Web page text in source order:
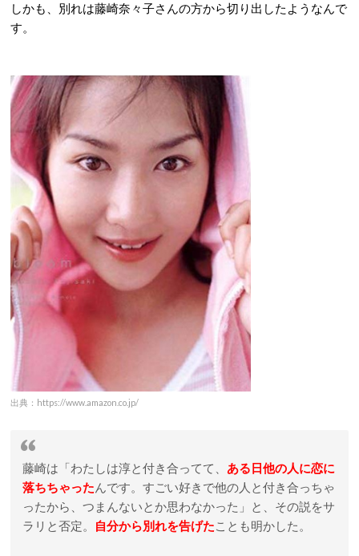
しかも、別れは藤崎奈々子さんの方から切り出したようなんで
す。
出典：https://www.amazon.co.jp/
藤崎は「わたしは淳と付き合ってて、 ある日他の人に恋に
落ちちゃったんです。すごい好きで他の人と付き合っちゃ
ったから、つまんないとか思わなかった」と、その説をサ
ラリと否定。
自分から別れを告げた ことも明かした。